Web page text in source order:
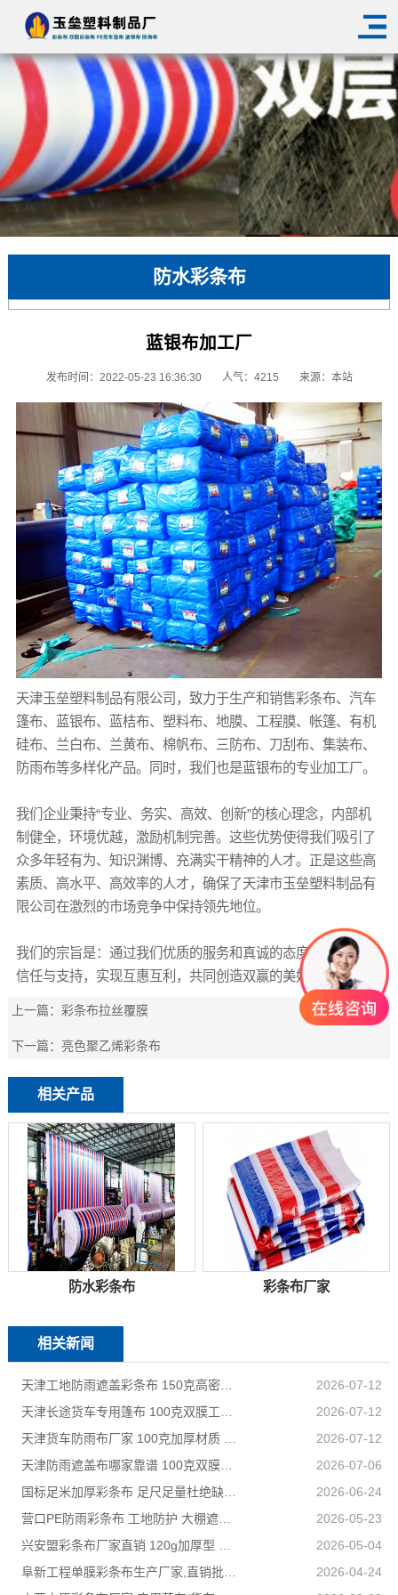
防水彩条布
蓝银布加工厂
发布时间：2022-05-23 16:36:30 人气：4215 来源：本站
天津玉垒塑料制品有限公司，致力于生产和销售彩条布、汽车
篷布、 蓝银布、蓝桔布、塑料布、地膜、工程膜、帐篷、有机
硅布、兰白布、兰黄布、棉帆布、三防布、刀刮布、集装布、
防雨布等多样化产品。同时，我们也是蓝银布的专业加工厂。
我们企业秉持“专业、务实、高效、创新”的核心理念，内部机
制健全，环境优越，激励机制完善。这些优势使得我们吸引了
众多年轻有为、知识渊博、充满实干精神的人才。正是这些高
素质、高水平、高效率的人才，确保了天津市玉垒塑料制品有
限公司在激烈的市场竞争中保持领先地位。
我们的宗旨是：通过我们优质的服务和真诚的态度，赢得您的
信任与支持，实现互惠互利，共同创造双赢的美好未来！
上一篇：彩条布拉丝覆膜
下一篇： 亮色聚乙烯彩条布
相关产品
防水彩条布 彩条布厂家
相关新闻
天津工地防雨遮盖彩条布 150克高密度 基建施工防尘防水
2026-07-12
2026-07-12
2026-07-12
天津防雨遮盖布哪家靠谱 100克双膜加厚款适配高栏货车长途盖货
2026-07-06
国标足米加厚彩条布 足尺足量杜绝缺尺少米
2026-06-24
营口PE防雨彩条布 工地防护 大棚遮盖 3×50米 耐寒耐用
2026-05-23
2026-05-04
2026-04-24